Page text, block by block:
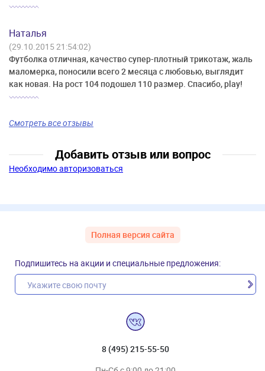
Наталья
(29.10.2015 21:54:02)
Футболка отличная, качество супер-плотный трикотаж, жаль
маломерка, поносили всего 2 месяца с любовью, выглядит
как новая. На рост 104 подошел 110 размер. Спасибо, play!
Смотреть все отзывы
Добавить отзыв или вопрос
Необходимо авторизоваться
Полная версия сайта
Подпишитесь на акции и специальные предложения:
8 (495) 215-55-50